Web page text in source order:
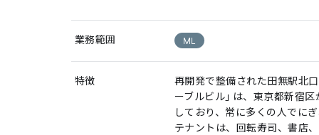
業務範囲 ML
特徴
再開発で整備された田無駅北
ーブルビル」は、東京都新宿
しており、常に多くの人でに
テナントは、回転寿司、書店